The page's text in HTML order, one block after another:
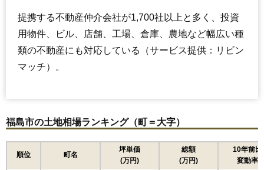
提携する不動産仲介会社が1,700社以上と多く、投資
用物件、ビル、店舗、工場、倉庫、農地など幅広い種
類の不動産にも対応している（サービス提供：リビン
マッチ）。
福島市の土地相場ランキング（町＝大字）
順位 町名
坪単価
(万円)
総額
(万円)
10年前比
変動率